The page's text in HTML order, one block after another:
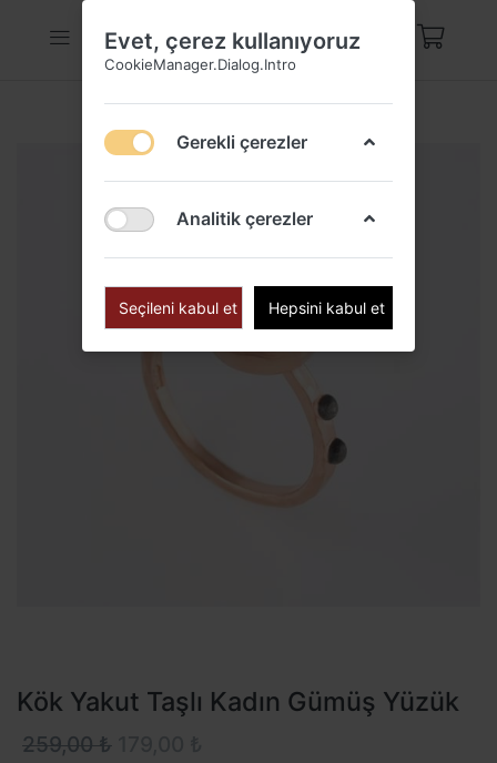
Kök Yakut Taşlı Kadın Gümüş Yüzük
259,00 ₺
Evet, çerez kullanıyoruz
CookieManager.Dialog.Intro
Gerekli çerezler
Analitik çerezler
Seçileni kabul et Hepsini kabul et